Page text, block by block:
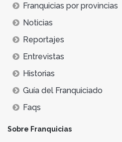
Franquicias por provincias
Noticias
Reportajes
Entrevistas
Historias
Guía del Franquiciado
Faqs
Sobre Franquicias